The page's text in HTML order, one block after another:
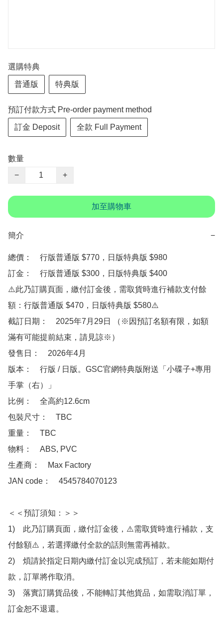
選購特典
普通版 特典版
預訂付款方式 Pre-order payment method
訂金 Deposit 全款 Full Payment
數量
−
+
加至購物車
簡介 −
總價：　行版普通版 $770，日版特典版 $980
訂金：　行版普通版 $300，日版特典版 $400
⚠️此乃訂購頁面，繳付訂金後，需取貨時進行補款支付餘
額：行版普通版 $470，日版特典版 $580⚠️
截訂日期：　2025年7月29日 （※因預訂名額有限，如額
滿有可能提前結束，請見諒※）
發售日：　2026年4月
版本：　行版 / 日版。GSC官網特典版附送「小碟子+專用
手掌（右）」
比例：　全高約12.6cm
包裝尺寸：　TBC
重量：　TBC
物料：　ABS, PVC
生產商：　Max Factory
JAN code：　4545784070123
＜＜預訂須知：＞＞
1)　此乃訂購頁面，繳付訂金後，⚠️需取貨時進行補款，支
付餘額⚠️，若選擇繳付全款的話則無需再補款。
2)　煩請於指定日期內繳付訂金以完成預訂，若未能如期付
款，訂單將作取消。
3)　落實訂購貨品後，不能轉訂其他貨品，如需取消訂單，
訂金恕不退還。